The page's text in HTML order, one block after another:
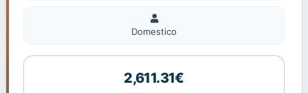
Domestico
Domestico
2,611.31€